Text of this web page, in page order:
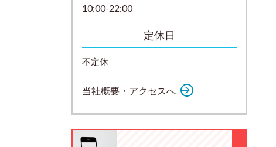
10:00-22:00
定休日
不定休
当社概要・アクセスへ